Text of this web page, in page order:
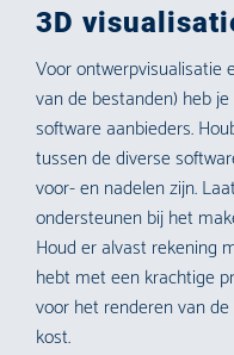
3D
Voor ontwerpvisualisatie
van de bestanden) heb
software aanbieders.
tussen de diverse
voor- en nadelen zijn.
ondersteunen bij het
Houd er alvast rekening
hebt met een krachtige
voor het renderen van
kost.